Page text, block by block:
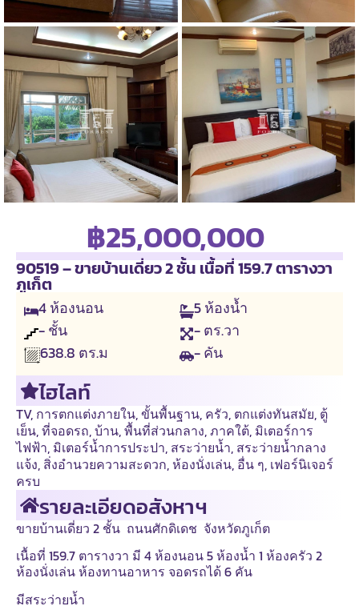
฿25,000,000
90519 – ขายบ้านเดี่ยว 2 ชั้น เนื้อที่ 159.7 ตารางวา
ภูเก็ต
4ห้องนอน 5ห้องน้ำ
- ชั้น
- ตร.วา
638.8 ตร.ม - คัน
ไฮไลท์
TV, การตกแต่งภายใน,ขั้นพื้นฐาน, ครัว, ตกแต่งทันสมัย, ตู้
เย็น,ที่จอดรถ,บ้าน,พื้นที่ส่วนกลาง,ภาคใต้, มิเตอร์การ
ไฟฟ้า, มิเตอร์น้ำการประปา, สระว่ายน้ำ, สระว่ายน้ำกลาง
แจ้ง, สิ่งอำนวยความสะดวก,ห้องนั่งเล่น, อื่น ๆ, เฟอร์นิเจอร์
ครบ
รายละเอียดอสังหาฯ
ขายบ้านเดี่ยว 2 ชั้น ถนนศักดิเดช จังหวัดภูเก็ต
เนื้อที่ 159.7 ตารางวา มี 4 ห้องนอน 5 ห้องน้ำ 1 ห้องครัว 2
ห้องนั่งเล่น ห้องทานอาหาร จอดรถได้ 6 คัน
มีสระว่ายน้ำ